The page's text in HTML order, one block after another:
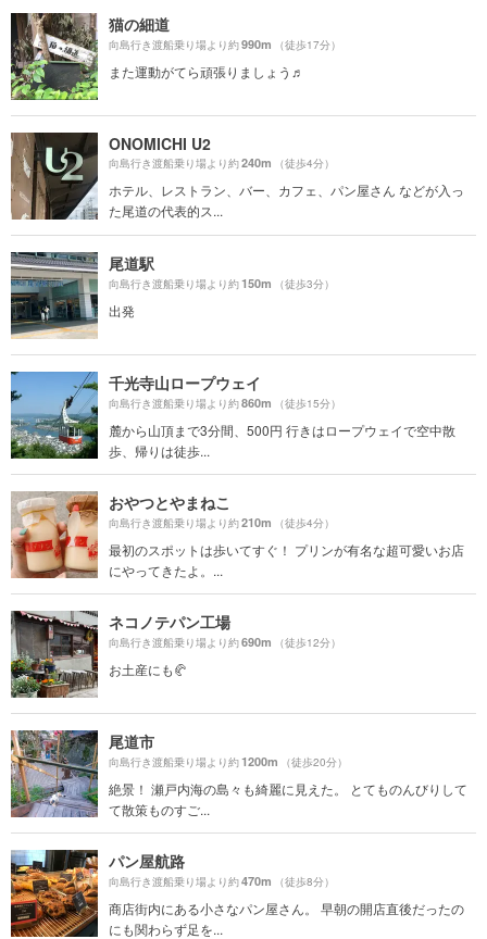
猫の細道
向島行き渡船乗り場より約990m （徒歩17分）
また運動がてら頑張りましょう♬
ONOMICHI U2
向島行き渡船乗り場より約240m （徒歩4分）
ホテル、レストラン、バー、カフェ、パン屋さん などが入っ
た尾道の代表的ス...
尾道駅
向島行き渡船乗り場より約150m （徒歩3分）
出発
千光寺山ロープウェイ
向島行き渡船乗り場より約860m （徒歩15分）
麓から山頂まで3分間、500円 行きはロープウェイで空中散
歩、帰りは徒歩...
おやつとやまねこ
向島行き渡船乗り場より約210m （徒歩4分）
最初のスポットは歩いてすぐ！ プリンが有名な超可愛いお店
にやってきたよ。...
ネコノテパン工場
向島行き渡船乗り場より約690m （徒歩12分）
お土産にも🥐
尾道市
向島行き渡船乗り場より約1200m （徒歩20分）
絶景！ 瀬戸内海の島々も綺麗に見えた。 とてものんびりして
て散策ものすご...
パン屋航路
向島行き渡船乗り場より約470m （徒歩8分）
商店街内にある小さなパン屋さん。 早朝の開店直後だったの
にも関わらず足を...